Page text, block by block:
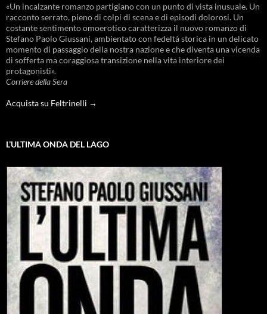
«Un incalzante romanzo partigiano con un punto di vista inusuale. Un
racconto serrato, pieno di colpi di scena e di episodi dolorosi. Un
costante sentimento omoerotico caratterizza il nuovo romanzo di
Stefano Paolo Giussani, ambientato con fedeltà storica in un delicato
momento di passaggio della nostra nazione e che diventa una vicenda
di sofferta ma coraggiosa transizione nella vita interiore dei
protagonisti».
Corriere della Sera
Acquista su Feltrinelli →
L’ULTIMA ONDA DEL LAGO